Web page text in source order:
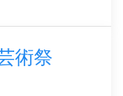
術祭